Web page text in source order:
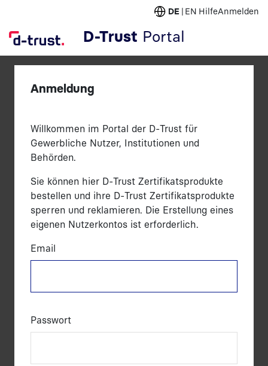
DE EN HilfeAnmelden
D-Trust Portal
Anmeldung
Willkommen im Portal der D-Trust für
Gewerbliche Nutzer, Institutionen und
Behörden.
Sie können hier D-Trust Zertifikatsprodukte
bestellen und ihre D-Trust Zertifikatsprodukte
sperren und reklamieren. Die Erstellung eines
eigenen Nutzerkontos ist erforderlich.
Email
Passwort